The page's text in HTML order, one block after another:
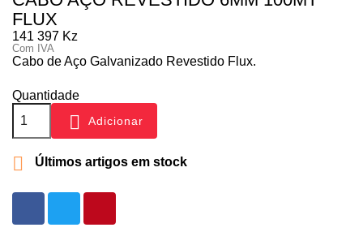
FLUX
141 397 Kz
Com IVA
Cabo de Aço Galvanizado Revestido Flux.
Quantidade
 Adicionar
 Últimos artigos em stock